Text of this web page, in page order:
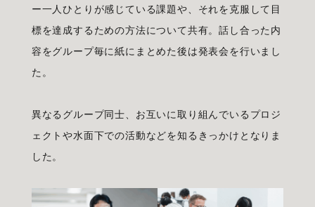
ー一人ひとりが感じている課題や、それを克服して目
標を達成するための方法について共有。話し合った内
容をグループ毎に紙にまとめた後は発表会を行いまし
た。
異なるグループ同士、お互いに取り組んでいるプロジ
ェクトや水面下での活動などを知るきっかけとなりま
した。